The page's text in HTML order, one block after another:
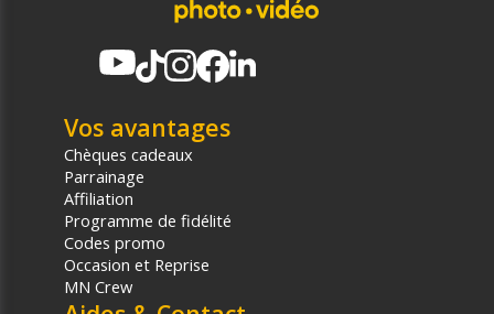
Vos avantages
Chèques cadeaux
Parrainage
Affiliation
Programme de fidélité
Codes promo
Occasion et Reprise
MN Crew